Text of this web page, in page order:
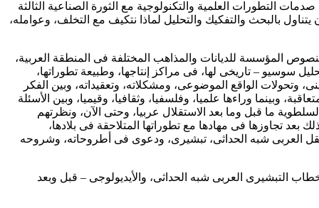
صدمات التطورات العلمية والتكنولوجية مع الثورة الصناعية الثالثة
بالبحث والتفكيك والتحليل لماذا نتكيف مع التخلف، وعوامله،
المؤسسة للديانات والمذاهب المختلفة فى المنطقة العربية،
سوسيو – تاريخى لها، فى مراكز إنتاجها، وطبيعة تطوراتها،
وتحولات الواقع الموضوعى، ومشكلاته، وتعقيداته، وبين الفكر
وبينما وراءها علميا، وفلسفيا، وثقافيا، وقيميا، وبين الأسئلة
ما قبل وما بعد الاستقلال عربيا، وحتى الآن، ونظرتهم
بعد تجاوزها فى مهادها مع تطوراتها المتلاحقة فى بلادها،
العربى شبه الحداثى، تبشيرى، ودعوى فى أطروحاته، وشروحه
التبشيرى العربى شبه الحداثى، والأيديولوجى – قبل وبعد